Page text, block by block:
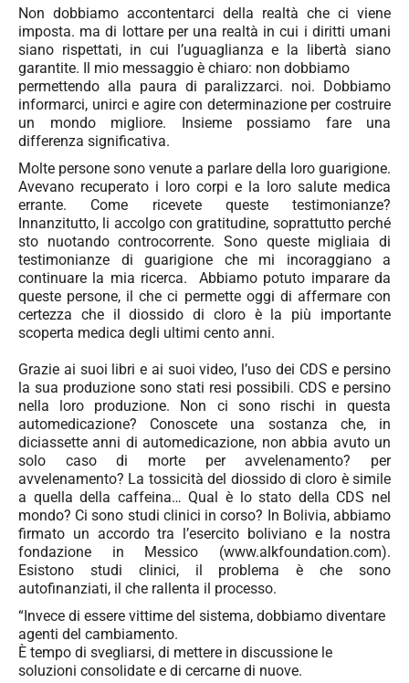
Non dobbiamo accontentarci della realtà che ci viene
imposta. ma di lottare per una realtà in cui i diritti umani
siano rispettati, in cui l’uguaglianza e la libertà siano
garantite. Il mio messaggio è chiaro: non dobbiamo
permettendo alla paura di paralizzarci. noi. Dobbiamo
informarci, unirci e agire con determinazione per costruire
un mondo migliore. Insieme possiamo fare una
differenza significativa.
Molte persone sono venute a parlare della loro guarigione.
Avevano recuperato i loro corpi e la loro salute medica
errante. Come ricevete queste testimonianze?
Innanzitutto, li accolgo con gratitudine, soprattutto perché
sto nuotando controcorrente. Sono queste migliaia di
testimonianze di guarigione che mi incoraggiano a
continuare la mia ricerca. Abbiamo potuto imparare da
queste persone, il che ci permette oggi di affermare con
certezza che il diossido di cloro è la più importante
scoperta medica degli ultimi cento anni.
Grazie ai suoi libri e ai suoi video, l’uso dei CDS e persino
la sua produzione sono stati resi possibili. CDS e persino
nella loro produzione. Non ci sono rischi in questa
automedicazione? Conoscete una sostanza che, in
diciassette anni di automedicazione, non abbia avuto un
solo caso di morte per avvelenamento? per
avvelenamento? La tossicità del diossido di cloro è simile
a quella della caffeina… Qual è lo stato della CDS nel
mondo? Ci sono studi clinici in corso? In Bolivia, abbiamo
firmato un accordo tra l’esercito boliviano e la nostra
fondazione in Messico (www.alkfoundation.com).
Esistono studi clinici, il problema è che sono
autofinanziati, il che rallenta il processo.
“Invece di essere vittime del sistema, dobbiamo diventare
agenti del cambiamento.
È tempo di svegliarsi, di mettere in discussione le
soluzioni consolidate e di cercarne di nuove.